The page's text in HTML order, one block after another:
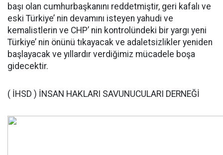
başı olan cumhurbaşkanını reddetmiştir, geri kafalı ve
eski Türkiye’ nin devamını isteyen yahudi ve
kemalistlerin ve CHP’ nin kontrolündeki bir yargı yeni
Türkiye’ nin önünü tıkayacak ve adaletsizlikler yeniden
başlayacak ve yıllardır verdiğimiz mücadele boşa
gidecektir.
( İHSD ) İNSAN HAKLARI SAVUNUCULARI DERNEĞİ